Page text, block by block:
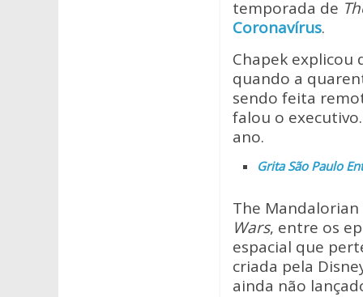
s
A
p
p
b
o
o
k
temporada de
Coronavírus.
Chapek explicou
quando a
sendo feita
falou o
ano.
Grita São Paulo
The
Wars, entre os
espacial que
criada pela
ainda não